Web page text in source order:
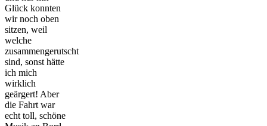
Glück konnten
wir noch oben
sitzen, weil
welche
zusammengerutscht
sind, sonst hätte
ich mich
wirklich
geärgert! Aber
die Fahrt war
echt toll, schöne